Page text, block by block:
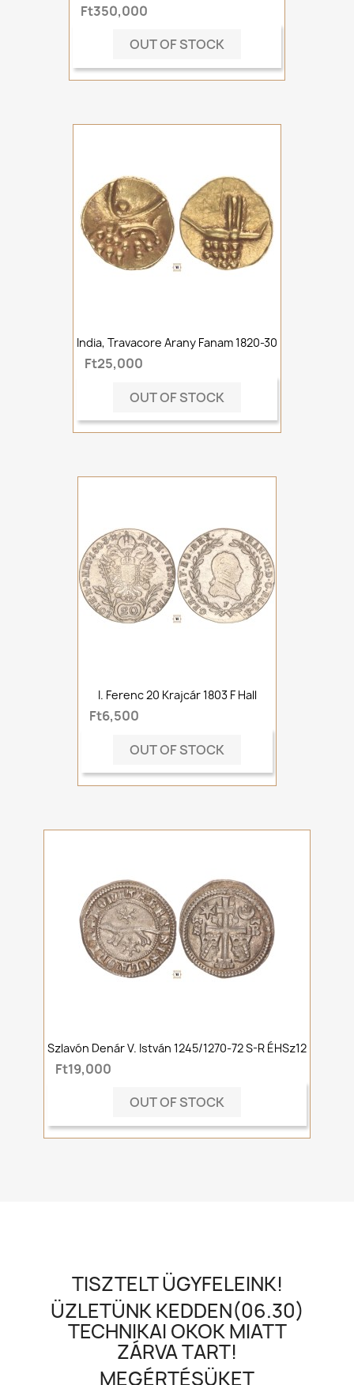
Ft350,000
OUT OF STOCK
India, Travacore Arany Fanam 1820-30
Ft25,000
OUT OF STOCK
I. Ferenc 20 Krajcár 1803 F Hall
Ft6,500
OUT OF STOCK
Szlavón Denár V. István 1245/1270-72 S-R ÉHSz12
Ft19,000
OUT OF STOCK
TISZTELT ÜGYFELEINK!
ÜZLETÜNK KEDDEN(06.30)
TECHNIKAI OKOK MIATT
ZÁRVA TART!
MEGÉRTÉSÜKET